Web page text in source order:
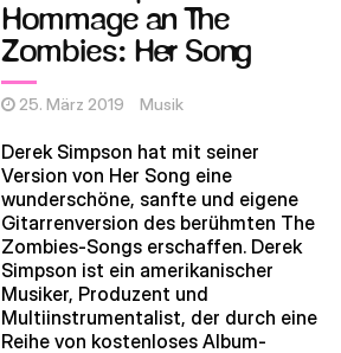
Hommage an The
Zombies: Her Song
25. März 2019 Musik
Derek Simpson hat mit seiner
Version von Her Song eine
wunderschöne, sanfte und eigene
Gitarrenversion des berühmten The
Zombies-Songs erschaffen. Derek
Simpson ist ein amerikanischer
Musiker, Produzent und
Multiinstrumentalist, der durch eine
Reihe von kostenloses Album-